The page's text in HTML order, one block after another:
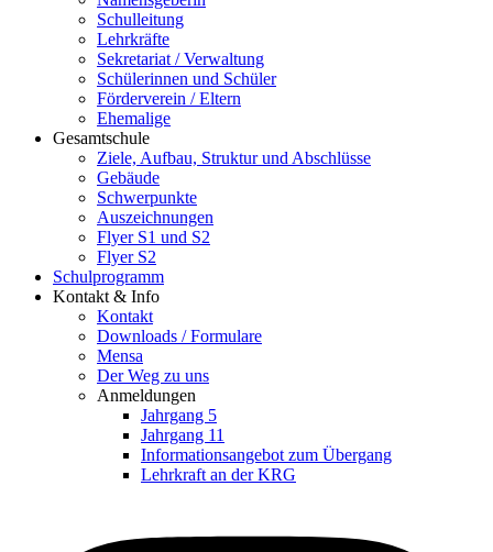
Schulleitung
Lehrkräfte
Sekretariat / Verwaltung
Schülerinnen und Schüler
Förderverein / Eltern
Ehemalige
Gesamtschule
Ziele, Aufbau, Struktur und Abschlüsse
Gebäude
Schwerpunkte
Auszeichnungen
Flyer S1 und S2
Flyer S2
Schulprogramm
Kontakt & Info
Kontakt
Downloads / Formulare
Mensa
Der Weg zu uns
Anmeldungen
Jahrgang 5
Jahrgang 11
Informationsangebot zum Übergang
Lehrkraft an der KRG